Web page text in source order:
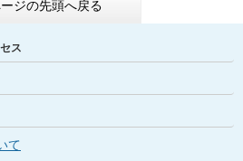
ジの先頭へ戻る
ス
て